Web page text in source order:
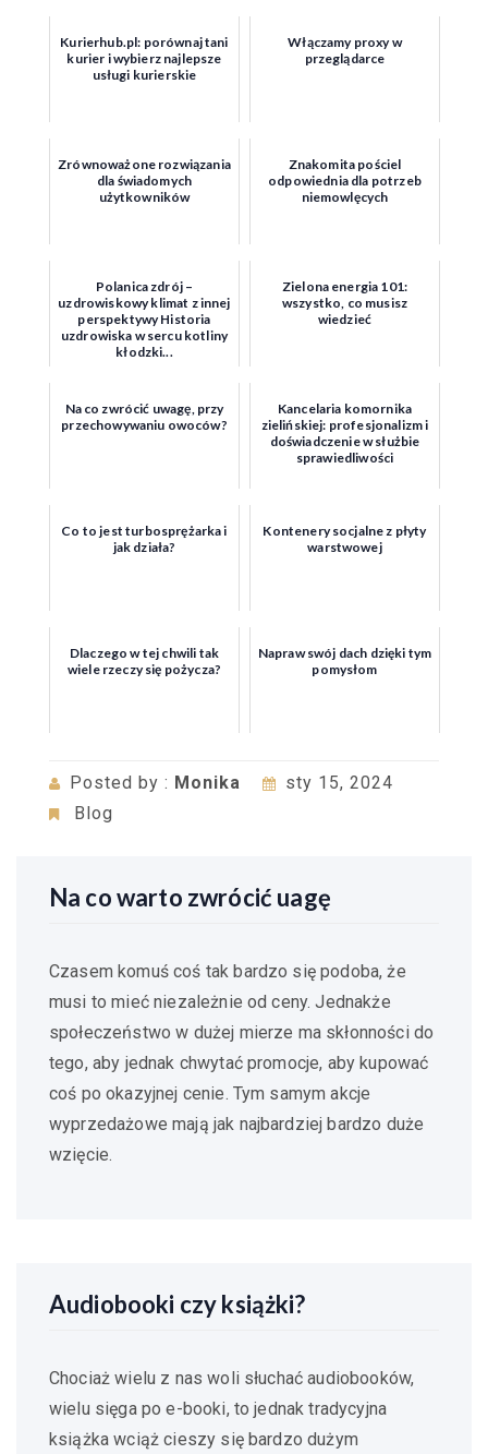
Kurierhub.pl: porównaj tani
kurier i wybierz najlepsze
usługi kurierskie
Włączamy proxy w
przeglądarce
Zrównoważone rozwiązania
dla świadomych
użytkowników
Znakomita pościel
odpowiednia dla potrzeb
niemowlęcych
Polanica zdrój –
uzdrowiskowy klimat z innej
perspektywy Historia
uzdrowiska w sercu kotliny
kłodzki...
Zielona energia 101:
wszystko, co musisz
wiedzieć
Na co zwrócić uwagę, przy
przechowywaniu owoców?
Kancelaria komornika
zielińskiej: profesjonalizm i
doświadczenie w służbie
sprawiedliwości
Co to jest turbosprężarka i
jak działa?
Kontenery socjalne z płyty
warstwowej
Dlaczego w tej chwili tak
wiele rzeczy się pożycza?
Napraw swój dach dzięki tym
pomysłom
Posted by : Monika
sty 15, 2024
Blog
Na co warto zwrócić uagę
Czasem komuś coś tak bardzo się podoba, że
musi to mieć niezależnie od ceny. Jednakże
społeczeństwo w dużej mierze ma skłonności do
tego, aby jednak chwytać promocje, aby kupować
coś po okazyjnej cenie. Tym samym akcje
wyprzedażowe mają jak najbardziej bardzo duże
wzięcie.
Audiobooki czy książki?
Chociaż wielu z nas woli słuchać audiobooków,
wielu sięga po e-booki, to jednak tradycyjna
książka wciąż cieszy się bardzo dużym